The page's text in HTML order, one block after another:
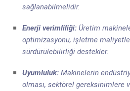
sağlanabilmelidir.
Enerji verimliliği: Üretim
optimizasyonu, işletme
sürdürülebilirliği destekler.
Uyumluluk: Makinelerin
olması, sektörel gereksinimlere